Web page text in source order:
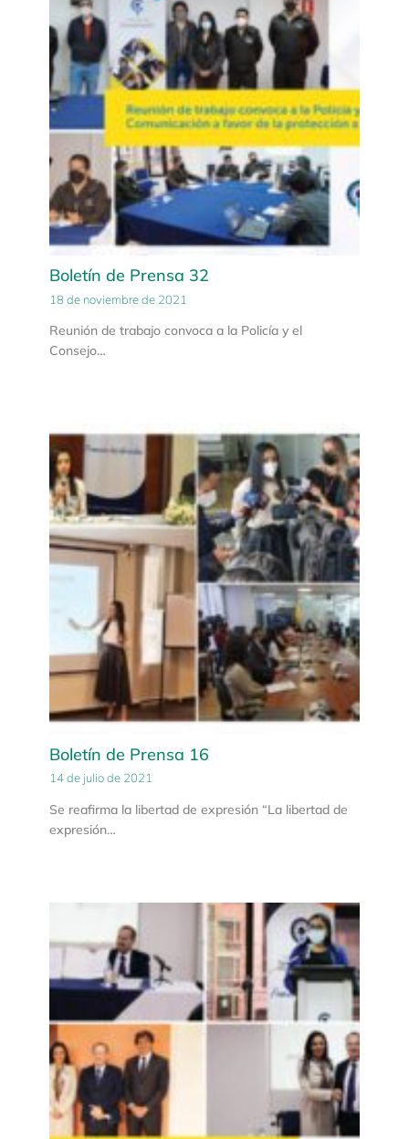
Boletín de Prensa 32
18 de noviembre de 2021
Reunión de trabajo convoca a la Policía y el
Consejo…
Boletín de Prensa 16
14 de julio de 2021
Se reafirma la libertad de expresión “La libertad de
expresión…